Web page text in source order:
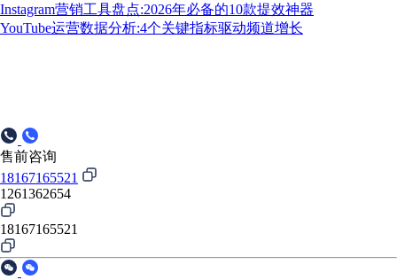
Instagram营销工具盘点:2026年必备的10款提效神器
YouTube运营数据分析:4个关键指标驱动频道增长
售前咨询
18167165521
1261362654
18167165521